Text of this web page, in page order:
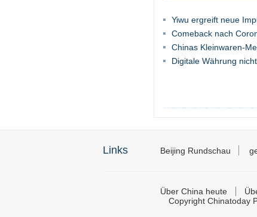
Yiwu ergreift neue
Comeback nach
Chinas Kleinwaren-
Digitale Währung
Links Beijing Rundschau
Über China heute
Copyright Chinatoday